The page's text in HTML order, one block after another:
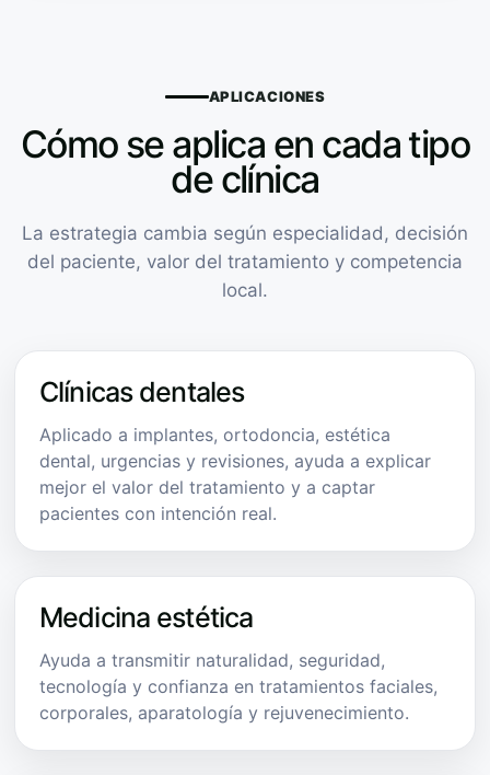
APLICACIONES
Cómo se aplica en cada tipo
de clínica
La estrategia cambia según especialidad, decisión
del paciente, valor del tratamiento y competencia
local.
Clínicas dentales
Aplicado a implantes, ortodoncia, estética
dental, urgencias y revisiones, ayuda a explicar
mejor el valor del tratamiento y a captar
pacientes con intención real.
Medicina estética
Ayuda a transmitir naturalidad, seguridad,
tecnología y confianza en tratamientos faciales,
corporales, aparatología y rejuvenecimiento.